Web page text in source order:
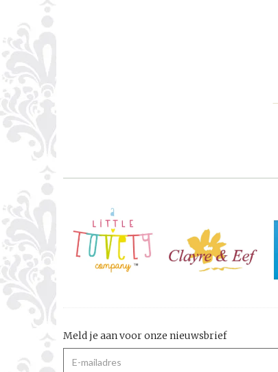
Meld je aan voor onze nieuwsbrief